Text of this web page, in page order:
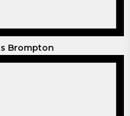
Brompton